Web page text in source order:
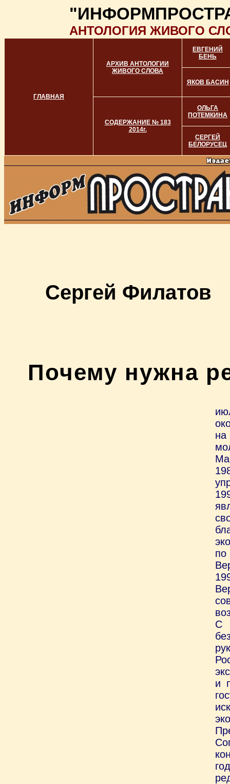
АНТОЛОГИЯ ЖИВОГО
ГЛАВНАЯ
АРХИВ АНТОЛОГИИ
ЖИВОГО СЛОВА
ЕВГЕНИЙ
БЕНЬ
ЯКОВ БАСИН
СОДЕРЖАНИЕ № 183
2014г.
ОЛЬГА
ПОТЕМКИНА
СЕРГЕЙ
БЕЛОРУСЕЦ
Сергей Филатов
Почему нужна
на
С
и